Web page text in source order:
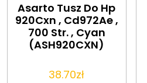
Asarto Tusz Do Hp
920Cxn , Cd972Ae ,
700 Str. , Cyan
(ASH920CXN)
38.70zł